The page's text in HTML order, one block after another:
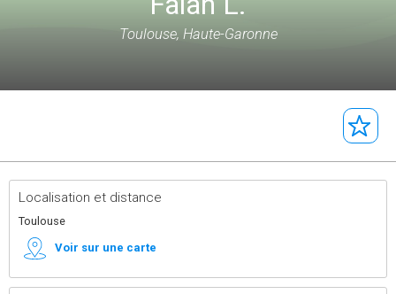
Toulouse, Haute-Garonne
Localisation et distance
Toulouse
Voir sur une carte